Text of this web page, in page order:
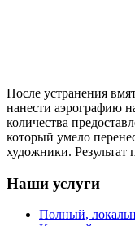
После устранения
нанести аэрографию
количества
который умело
художники. Результат
Наши услуги
Полный,